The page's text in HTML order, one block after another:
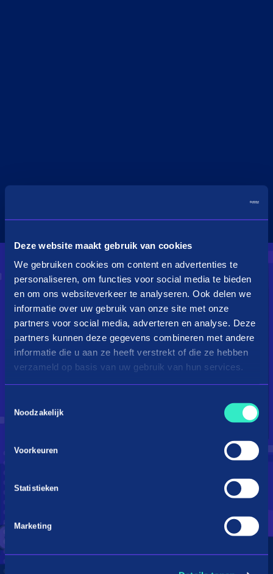
Deze website maakt gebruik van cookies
We gebruiken cookies om content en advertenties te
personaliseren, om functies voor social media te bieden
en om ons websiteverkeer te analyseren. Ook delen we
informatie over uw gebruik van onze site met onze
partners voor social media, adverteren en analyse. Deze
partners kunnen deze gegevens combineren met andere
informatie die u aan ze heeft verstrekt of die ze hebben
verzameld op basis van uw gebruik van hun services.
Noodzakelijk
Voorkeuren
Statistieken
Marketing
Droom je van een kingsize